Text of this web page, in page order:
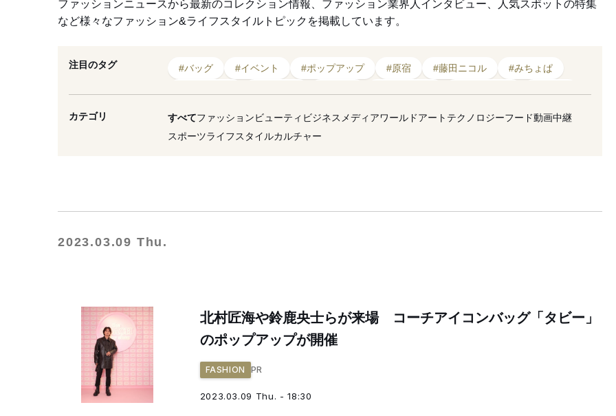
ファッションニュースから最新のコレクション情報、ファッション業界人インタビュー、人気スポットの特集
など様々なファッション&ライフスタイルトピックを掲載しています。
注目のタグ #バッグ #イベント #ポップアップ #原宿 #藤田ニコル
#みちょぱ
#ハンドバッグ
カテゴリ すべてファッションビューティ ビジネス メディアワールドアート テクノロジーフード動画中継
スポーツライフスタイルカルチャー
2023.03.09 Thu.
北村匠海や鈴鹿央士らが来場 コーチアイコンバッグ「タビー」
のポップアップが開催
FASHION PR
2023.03.09 Thu. - 18:30